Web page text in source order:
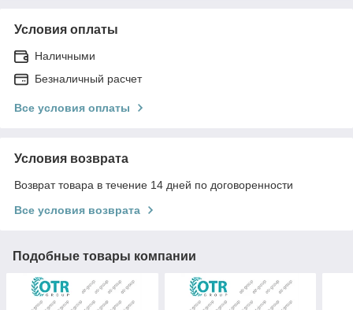
Условия оплаты
Наличными
Безналичный расчет
Все условия оплаты
Условия возврата
Возврат товара в течение 14 дней по договоренности
Все условия возврата
Подобные товары компании